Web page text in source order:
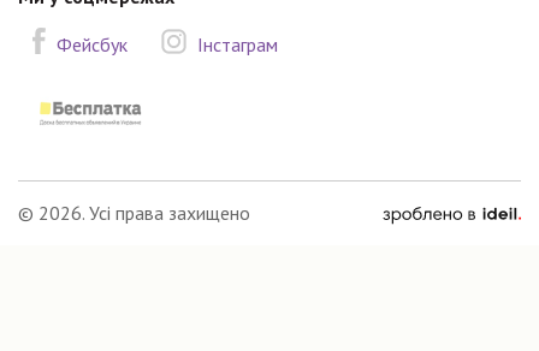
Фейсбук
Інстаграм
© 2026. Усі права захищено
зроблено